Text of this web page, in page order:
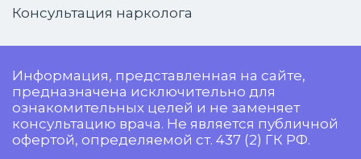
Консультация нарколога
Информация, представленная на сайте,
предназначена исключительно для
ознакомительных целей и не заменяет
консультацию врача. Не является публичной
офертой, определяемой ст. 437 (2) ГК РФ.